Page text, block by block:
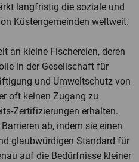
langfristig die soziale und
Küstengemeinden weltweit.
an kleine Fischereien, deren
in der Gesellschaft für
und Umweltschutz von
oft keinen Zugang zu
Zertifizierungen erhalten.
ab, indem sie einen
glaubwürdigen Standard für
auf die Bedürfnisse kleiner